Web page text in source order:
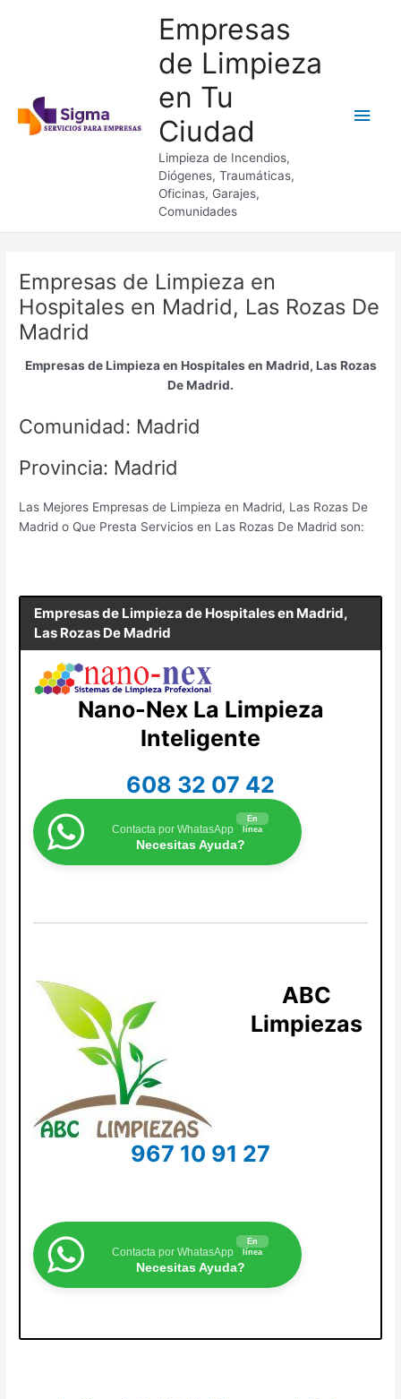
Empresas
de Limpieza
en Tu
Ciudad
Limpieza de Incendios,
Diógenes, Traumáticas,
Oficinas, Garajes,
Comunidades
Empresas de Limpieza en
Hospitales en Madrid, Las Rozas De
Madrid
Empresas de Limpieza en Hospitales en Madrid, Las Rozas
De Madrid.
Comunidad: Madrid
Provincia: Madrid
Las Mejores Empresas de Limpieza en Madrid, Las Rozas De
Madrid o Que Presta Servicios en Las Rozas De Madrid son:
Empresas de Limpieza de Hospitales en Madrid,
Las Rozas De Madrid
Nano-Nex La Limpieza
Inteligente
608 32 07 42
Contacta por WhatasApp
En
línea
Necesitas Ayuda?
ABC
Limpiezas
967 10 91 27
Contacta por WhatasApp
En
línea
Necesitas Ayuda?